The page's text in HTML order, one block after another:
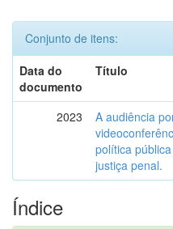
Conjunto de itens:
Data do
documento
Título
2023
A audiência
política
justiça penal.
Índice